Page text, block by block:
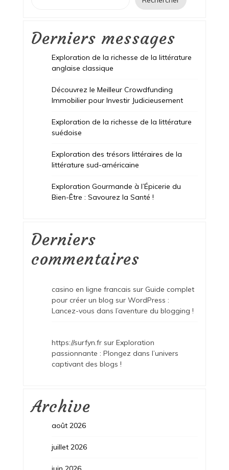
Derniers messages
Exploration de la richesse de la littérature
anglaise classique
Découvrez le Meilleur Crowdfunding
Immobilier pour Investir Judicieusement
Exploration de la richesse de la littérature
suédoise
Exploration des trésors littéraires de la
littérature sud-américaine
Exploration Gourmande à l’Épicerie du
Bien-Être : Savourez la Santé !
Derniers
commentaires
casino en ligne francais sur Guide complet
pour créer un blog sur WordPress :
Lancez-vous dans l’aventure du blogging !
https://surfyn.frsur Exploration
passionnante : Plongez dans l’univers
captivant des blogs !
Archive
août 2026
juillet 2026